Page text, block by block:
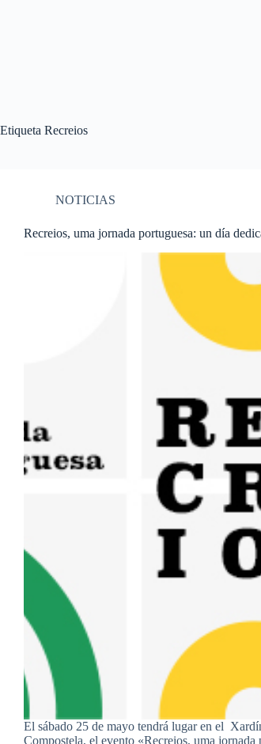
Etiqueta Recreios
NOTICIAS
Recreios, uma jornada portuguesa: un día
El sábado 25 de mayo tendrá lugar en el
Compostela, el evento «Recreios, uma jornada